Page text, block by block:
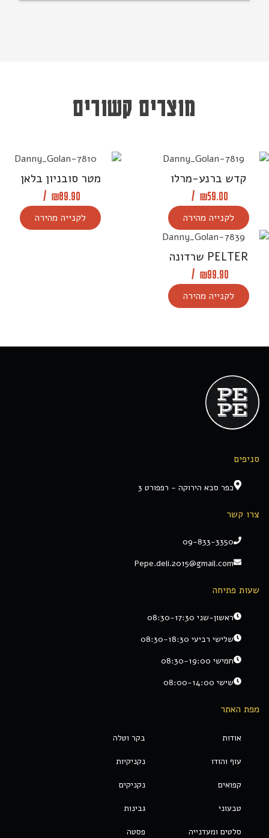
מוצרים קשורים
קדש ברנע-מרלו
₪59.00
/
לקנייה מהירה
מטר סובניון בלאן
₪89.90
/
לקנייה מהירה
PELTER שרדונה
₪99.90
/
לקנייה מהירה
סניפים
כפר סבא הירוקה - רפפורט 3
צרו קשר
09-833-3350
Pepe.deli.2015@gmail.com
שעות פתיחה
ראשון-שני 08:30-17:30
שלישי רביעי 08:30-18:30
חמישי 08:30-19:00
שישי 08:00-14:00
מפת האתר
אודות בקר וטלה
עוף והודו נקניקיות
קפואים נקניקים
טבעוני גבינות
סלטים ומעדנייה פסטה